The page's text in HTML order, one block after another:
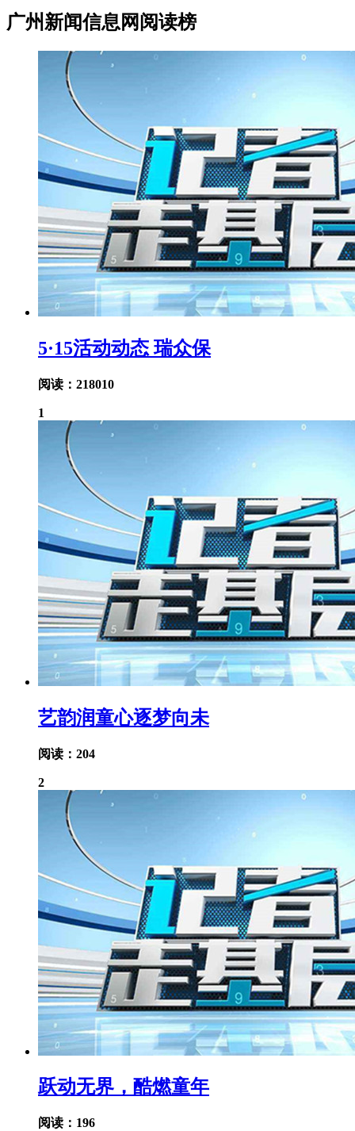
广州新闻信息网阅读榜
5·15活动动态 瑞众保
阅读：218010
1
艺韵润童心逐梦向未
阅读：204
2
跃动无界，酷燃童年
阅读：196